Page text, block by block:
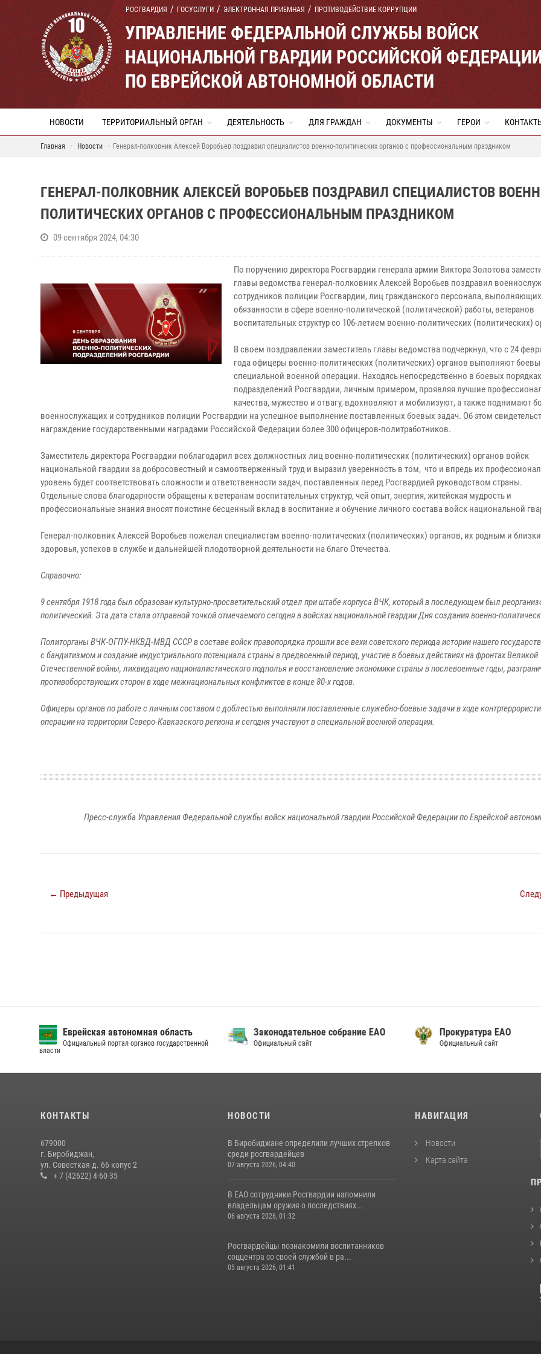
РОСГВАРДИЯ ГОСУСЛУГИ ЭЛЕКТРОННАЯ ПРИЕМНАЯ ПРОТИВОДЕЙСТВИЕ КОРРУПЦИИ
УПРАВЛЕНИЕ ФЕДЕРАЛЬНОЙ СЛУЖБЫ ВОЙСК
НАЦИОНАЛЬНОЙ ГВАРДИИ РОССИЙСКОЙ
ПО ЕВРЕЙСКОЙ АВТОНОМНОЙ ОБЛАСТИ
НОВОСТИ ТЕРРИТОРИАЛЬНЫЙ ОРГАН ДЕЯТЕЛЬНОСТЬ ДЛЯ ГРАЖДАН ДОКУМЕНТЫ ГЕРОИ
Главная Новости Генерал-полковник Алексей Воробьев поздравил специалистов военно-политических органов с профессиональным праздником
ГЕНЕРАЛ-ПОЛКОВНИК АЛЕКСЕЙ ВОРОБЬЕВ ПОЗДРАВИЛ СПЕЦИАЛИСТОВ
ПОЛИТИЧЕСКИХ ОРГАНОВ С ПРОФЕССИОНАЛЬНЫМ ПРАЗДНИКОМ
09 сентября 2024, 04:30
По поручению директора Росгвардии генерала армии Виктора Золотова
главы ведомства генерал-полковник Алексей Воробьев поздравил
сотрудников полиции Росгвардии, лиц гражданского персонала, выполняющих
обязанности в сфере военно-политической (политической) работы, ветеранов
воспитательных структур со 106-летием военно-политических (политических)
В своем поздравлении заместитель главы ведомства подчеркнул, что с 24
года офицеры военно-политических (политических) органов выполняют
специальной военной операции. Находясь непосредственно в боевых порядках
подразделений Росгвардии, личным примером, проявляя лучшие
качества, мужество и отвагу, вдохновляют и мобилизуют, а также поднимают
военнослужащих и сотрудников полиции Росгвардии на успешное выполнение поставленных боевых задач. Об этом
награждение государственными наградами Российской Федерации более 300 офицеров-политработников.
Заместитель директора Росгвардии поблагодарил всех должностных лиц военно-политических (политических) органов войск
национальной гвардии за добросовестный и самоотверженный труд и выразил уверенность в том, что и впредь их
уровень будет соответствовать сложности и ответственности задач, поставленных перед Росгвардией руководством страны.
Отдельные слова благодарности обращены к ветеранам воспитательных структур, чей опыт, энергия, житейская мудрость и
профессиональные знания вносят поистине бесценный вклад в воспитание и обучение личного состава войск национальной
Генерал-полковник Алексей Воробьев пожелал специалистам военно-политических (политических) органов, их родным и
здоровья, успехов в службе и дальнейшей плодотворной деятельности на благо Отечества.
Справочно:
9 сентября 1918 года был образован культурно-просветительский отдел при штабе корпуса ВЧК, который в последующем был
политический. Эта дата стала отправной точкой отмечаемого сегодня в войсках национальной гвардии Дня создания военно-
Политорганы ВЧК-ОГПУ-НКВД-МВД СССР в составе войск правопорядка прошли все вехи советского периода истории нашего
с бандитизмом и создание индустриального потенциала страны в предвоенный период, участие в боевых действиях на фронтах Великой
Отечественной войны, ликвидацию националистического подполья и восстановление экономики страны в послевоенные годы,
противоборствующих сторон в ходе межнациональных конфликтов в конце 80-х годов.
Офицеры органов по работе с личным составом с доблестью выполняли поставленные служебно-боевые задачи в ходе
операции на территории Северо-Кавказского региона и сегодня участвуют в специальной военной операции.
Пресс-служба Управления Федеральной службы войск национальной гвардии Российской Федерации по Еврейской
← Предыдущая
Еврейская автономная область
Официальный портал органов государственной
власти
Законодательное собрание ЕАО
Официальный сайт
Прокуратура ЕАО
Официальный сайт
КОНТАКТЫ
679000
г. Биробиджан,
ул. Совесткая д. 66 копус 2
+ 7 (42622) 4-60-35
НОВОСТИ
В Биробиджане определили лучших стрелков
среди росгвардейцев
07 августа 2026, 04:40
В ЕАО сотрудники Росгвардии напомнили
владельцам оружия о последствиях...
06 августа 2026, 01:32
Росгвардейцы познакомили воспитанников
соццентра со своей службой в ра...
05 августа 2026, 01:41
НАВИГАЦИЯ
Новости
Карта сайта